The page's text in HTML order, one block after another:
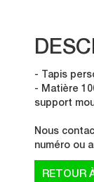
- Tapis
- Matière
support
Nous
numéro ou